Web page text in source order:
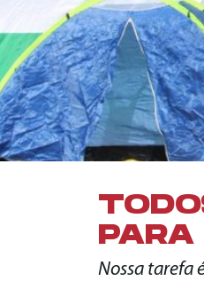
Nossa tarefa